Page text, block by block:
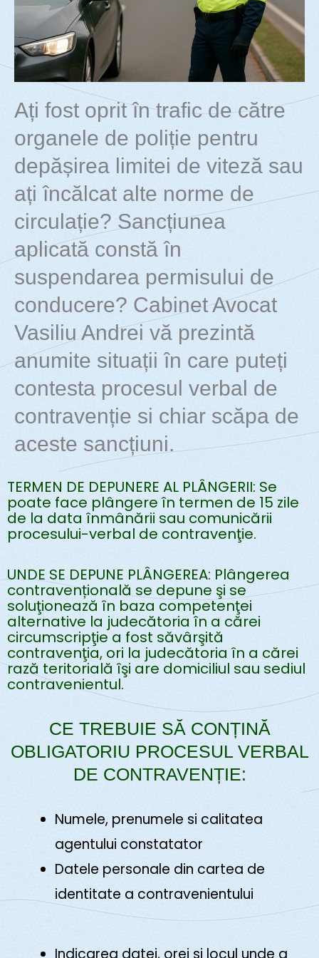
Ați fost oprit în trafic de către
organele de poliție pentru
depășirea limitei de viteză sau
ați încălcat alte norme de
circulație? Sancțiunea
aplicată constă în
suspendarea permisului de
conducere? Cabinet Avocat
Vasiliu Andrei vă prezintă
anumite situații în care puteți
contesta procesul verbal de
contravenție si chiar scăpa de
aceste sancțiuni.
TERMEN DE DEPUNERE AL PLÂNGERII: Se
poate face plângere în termen de 15 zile
de la data înmânării sau comunicării
procesului-verbal de contravenţie.
UNDE SE DEPUNE PLÂNGEREA: Plângerea
contravențională se depune şi se
soluţionează în baza competenţei
alternative la judecătoria în a cărei
circumscripţie a fost săvârşită
contravenţia, ori la judecătoria în a cărei
rază teritorială îşi are domiciliul sau sediul
contravenientul.
CE TREBUIE SĂ CONȚINĂ
OBLIGATORIU PROCESUL VERBAL
DE CONTRAVENȚIE:
Numele, prenumele si calitatea
agentului constatator
Datele personale din cartea de
identitate a contravenientului
Indicarea datei, orei si locul unde a